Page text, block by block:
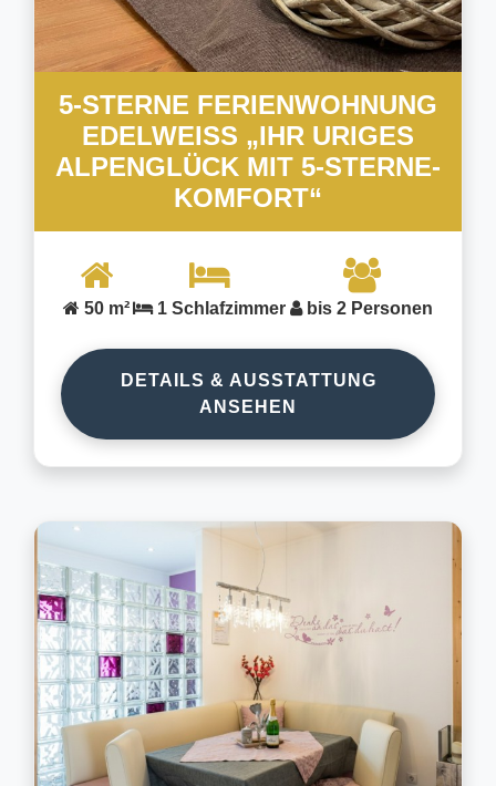
5-STERNE FERIENWOHNUNG
EDELWEISS „IHR URIGES A
LPENGLÜCK MIT 5-STERNE-K
OMFORT“
50 m² 1 Schlafzimmer bis 2 Personen
DETAILS & AUSSTATTUNG
ANSEHEN